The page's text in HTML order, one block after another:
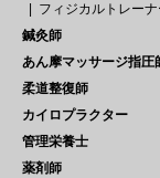
フィジカルトレーナ
鍼灸師
あん摩マッサージ指圧
柔道整復師
カイロプラクター
管理栄養士
薬剤師